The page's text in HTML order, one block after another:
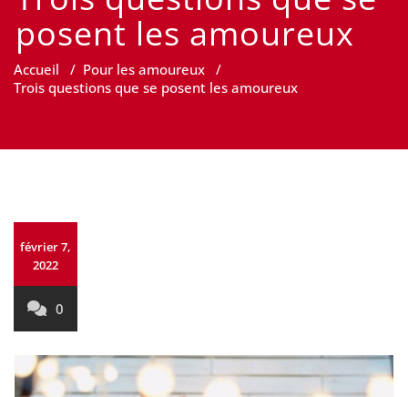
posent les amoureux
Accueil / Pour les amoureux /
Trois questions que se posent les amoureux
février 7,
2022
0